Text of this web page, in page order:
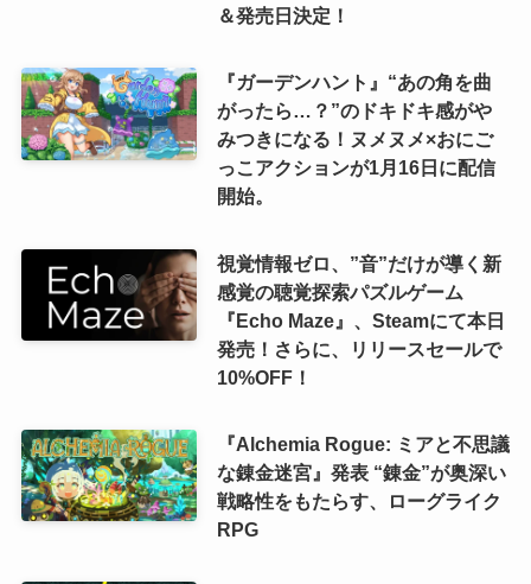
＆発売日決定！
『ガーデンハント』“あの角を曲
がったら…？”のドキドキ感がや
みつきになる！ヌメヌメ×おにご
っこアクションが1月16日に配信
開始。
視覚情報ゼロ、”音”だけが導く新
感覚の聴覚探索パズルゲーム
『Echo Maze』、Steamにて本日
発売！さらに、リリースセールで
10%OFF！
『Alchemia Rogue: ミアと不思議
な錬金迷宮』発表 “錬金”が奥深い
戦略性をもたらす、ローグライク
RPG